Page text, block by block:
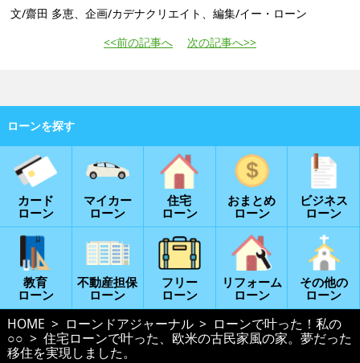
カード
ローン
マイカー
ローン
住宅
ローン
おまとめ
ローン
ビジネス
ローン
教育
ローン
不動産担保
ローン
フリー
ローン
リフォーム
ローン
その他の
ローン
文/齋田 多恵、企画/カデナクリエイト、編集/イー・ローン
<<前の記事へ
次の記事へ>>
HOME ローンドアジャーナル
ローンで叶った！私の
○○
住宅ローンで叶った、欧米の古民家風の家。夢だった
移住を実現しました。